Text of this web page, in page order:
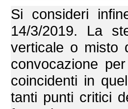
Si consideri
14/3/2019. La
verticale o misto
convocazione
coincidenti in
tanti punti critici